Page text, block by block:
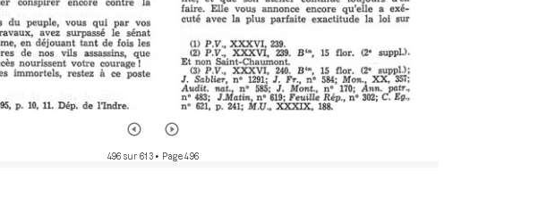
496 sur 613• Page 496